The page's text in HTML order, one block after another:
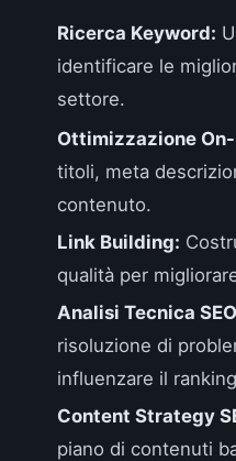
Ricerca Keyword:
identificare le
settore.
Ottimizzazione
titoli, meta
contenuto.
Link Building:
qualità per
Analisi Tecnica
risoluzione di
influenzare il
Content Strategy
piano di contenuti